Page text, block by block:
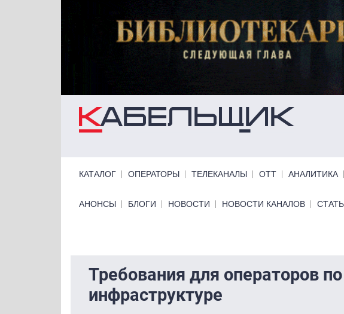
КАТАЛОГ ОПЕРАТОРЫ ТЕЛЕКАНАЛЫ ОТТ АНАЛИТИКА
Primary links bottom
АНОНСЫ БЛОГИ НОВОСТИ НОВОСТИ КАНАЛОВ
Требования для операторов
инфраструктуре